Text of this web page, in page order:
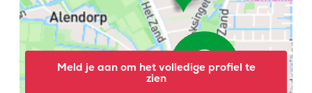
Meld je aan om het volledige profiel te
zien